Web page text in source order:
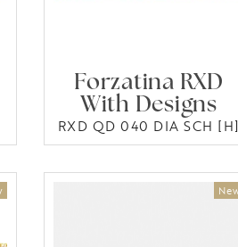
Forzatina RXD
With Designs
RXD QD 040 DIA SCH [H]